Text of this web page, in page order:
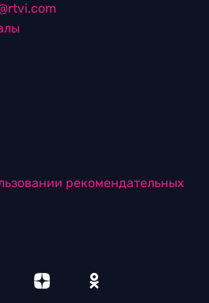
рекомендательных